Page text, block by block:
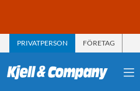
PRIVATPERSON FÖRETAG